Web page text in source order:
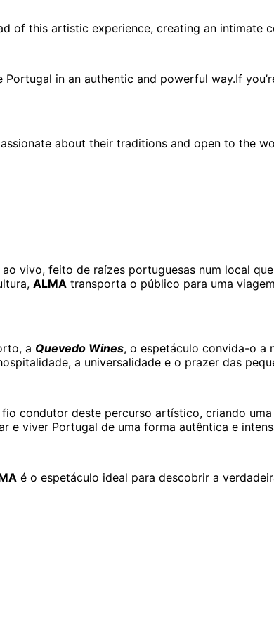
this artistic experience, creating an intimate
in an authentic and powerful way.If
about their traditions and open to the
vivo, feito de raízes portuguesas num local
ALMA transporta o público para uma
a Quevedo Wines, o espetáculo convida-o a
a universalidade e o prazer das
condutor deste percurso artístico, criando
e viver Portugal de uma forma autêntica e
é o espetáculo ideal para descobrir a